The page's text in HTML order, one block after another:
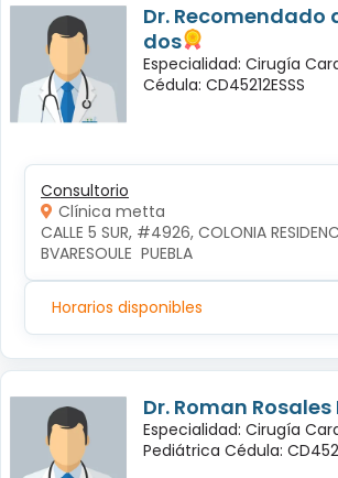
Dr. Recomendado
dos
Especialidad: Cirugía
Cédula: CD45212ESSS
Consultorio
Clínica metta
CALLE 5 SUR, #4926, COLONIA
BVARESOULE  PUEBLA
Horarios disponibles
Dr. Roman Rosales
Especialidad: Cirugía
Pediátrica Cédula: